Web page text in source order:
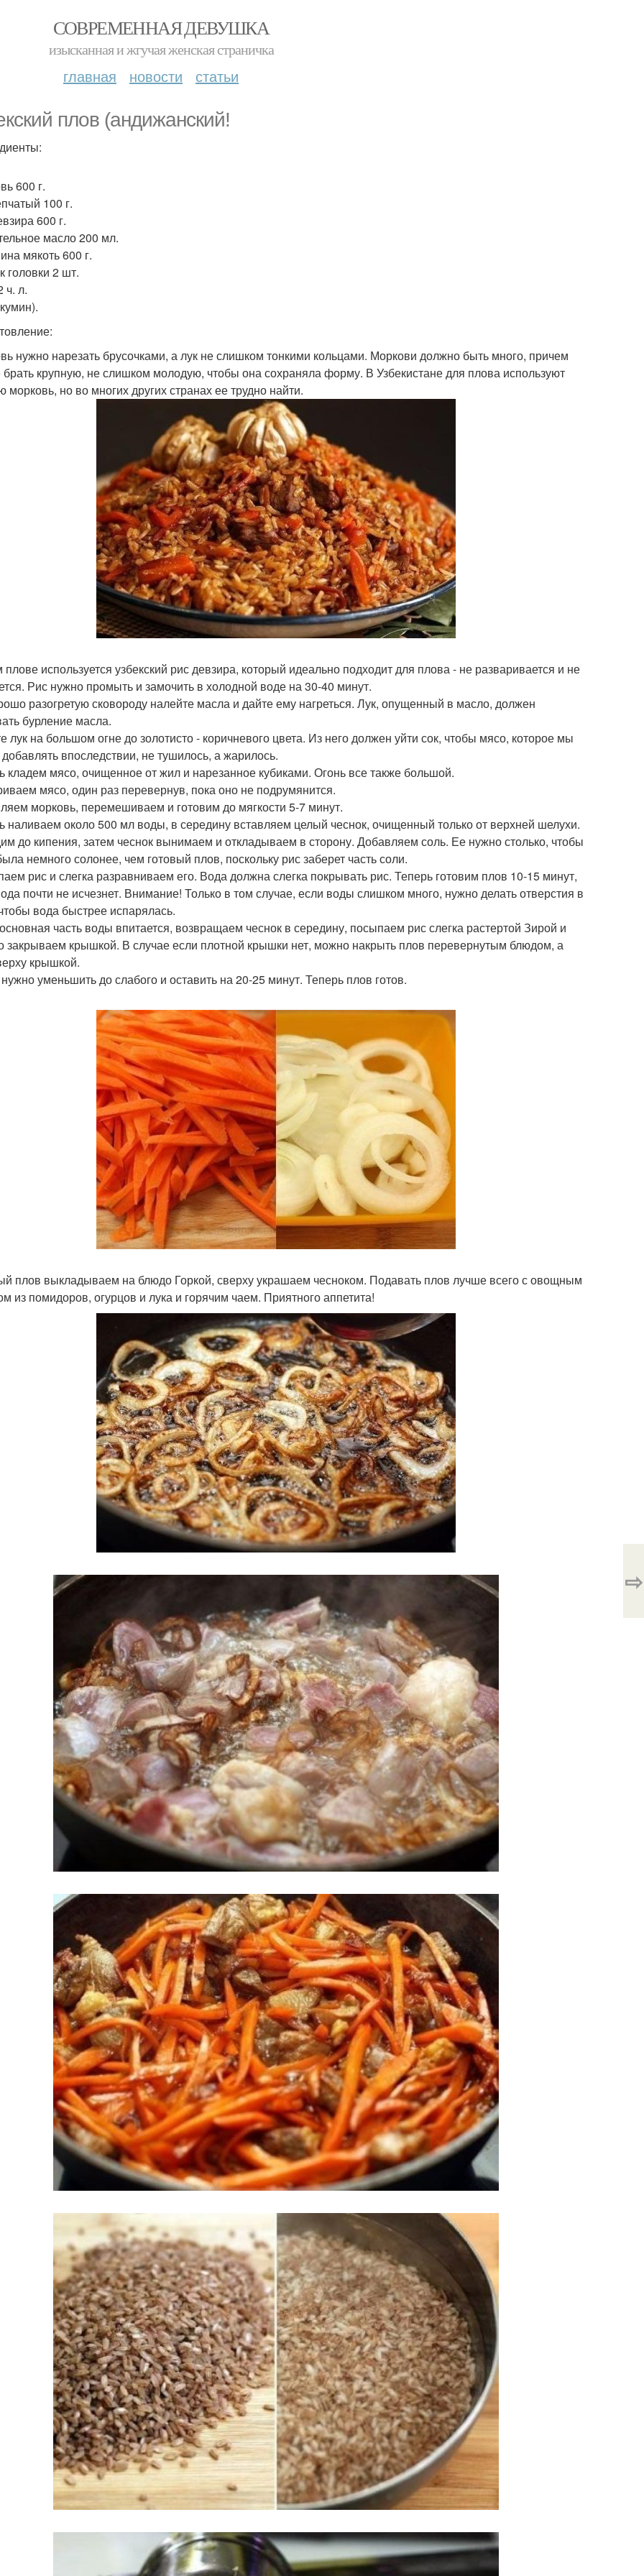
СОВРЕМЕННАЯ ДЕВУШКА
изысканная и жгучая женская страничка
главная новости статьи
плов (андижанский!
600 г.
100 г.
600 г.
масло 200 мл.
мякоть 600 г.
головки 2 шт.
ч. л.
нужно нарезать брусочками, а лук не слишком тонкими кольцами. Моркови должно быть много, причем
крупную, не слишком молодую, чтобы она сохраняла форму. В Узбекистане для плова используют
морковь, но во многих других странах ее трудно найти.
плове используется узбекский рис девзира, который идеально подходит для плова - не разваривается и не
Рис нужно промыть и замочить в холодной воде на 30-40 минут.
разогретую сковороду налейте масла и дайте ему нагреться. Лук, опущенный в масло, должен
бурление масла.
лук на большом огне до золотисто - коричневого цвета. Из него должен уйти сок, чтобы мясо, которое мы
впоследствии, не тушилось, а жарилось.
кладем мясо, очищенное от жил и нарезанное кубиками. Огонь все также большой.
мясо, один раз перевернув, пока оно не подрумянится.
морковь, перемешиваем и готовим до мягкости 5-7 минут.
наливаем около 500 мл воды, в середину вставляем целый чеснок, очищенный только от верхней шелухи.
до кипения, затем чеснок вынимаем и откладываем в сторону. Добавляем соль. Ее нужно столько, чтобы
немного солонее, чем готовый плов, поскольку рис заберет часть соли.
рис и слегка разравниваем его. Вода должна слегка покрывать рис. Теперь готовим плов 10-15 минут,
почти не исчезнет. Внимание! Только в том случае, если воды слишком много, нужно делать отверстия в
вода быстрее испарялась.
часть воды впитается, возвращаем чеснок в середину, посыпаем рис слегка растертой Зирой и
закрываем крышкой. В случае если плотной крышки нет, можно накрыть плов перевернутым блюдом, а
крышкой.
уменьшить до слабого и оставить на 20-25 минут. Теперь плов готов.
плов выкладываем на блюдо Горкой, сверху украшаем чесноком. Подавать плов лучше всего с овощным
из помидоров, огурцов и лука и горячим чаем. Приятного аппетита!
⇨